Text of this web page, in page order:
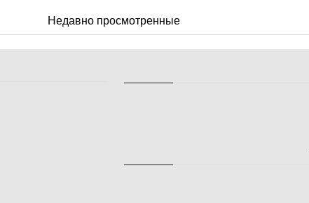
Недавно просмотренные